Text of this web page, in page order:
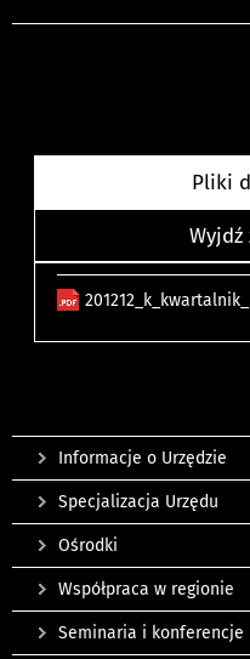
Pliki
Wyjdź
Informacje o Urzędzie
Specjalizacja Urzędu
Ośrodki
Współpraca w regionie
Seminaria i konferencje